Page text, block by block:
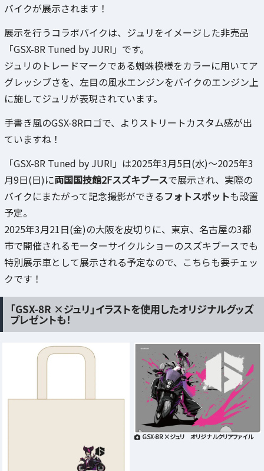
バイクが展示されます！
展示を行うコラボバイクは、ジュリをイメージした非売品
「GSX-8R Tuned by JURI」です。
ジュリのトレードマークである蜘蛛模様をカラーに用いてア
グレッシブさを、左目の風水エンジンをバイクのエンジン上
に施してジュリが表現されています。
手書き風のGSX-8Rロゴで、よりストリートカスタム感が出
ていますね！
「GSX-8R Tuned by JURI」は2025年3月5日(水)～2025年3
月9日(日)に両国国技館2Fスズキブースで展示され、実際の
バイクにまたがって記念撮影ができるフォトスポットも設置
予定。
2025年3月21日(金)の大阪を皮切りに、東京、名古屋の3都
市で開催されるモーターサイクルショーのスズキブースでも
特別展示車として展示される予定なので、こちらも要チェッ
クです！
「GSX-8R ×ジュリ」イラストを使用したオリジナルグッズ
プレゼントも！
GSX-8R ×ジュリ オリジナルクリアファイル